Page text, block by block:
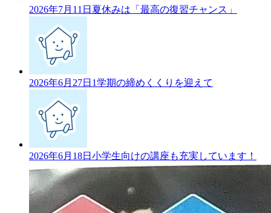
2026年7月11日 夏休みは「最高の復習チャンス」
2026年6月27日 1学期の締めくくりを迎えて
2026年6月18日 小学生向けの講座も充実しています！